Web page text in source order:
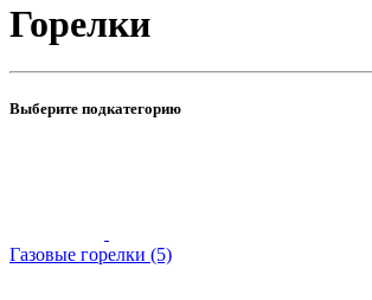
Горелки
Выберите подкатегорию
Газовые горелки (5)